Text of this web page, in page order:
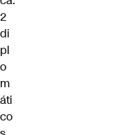
2
di
pl
o
m
áti
co